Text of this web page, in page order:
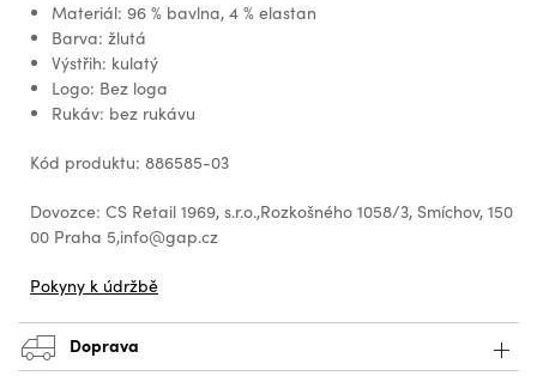
Materiál: 96 % bavlna, 4 % elastan
Barva: žlutá
Výstřih: kulatý
Logo: Bez loga
Rukáv: bez rukávu
Kód produktu: 886585-03
Dovozce: CS Retail 1969, s.r.o.,Rozkošného 1058/3, Smíchov, 150
00 Praha 5,info@gap.cz
Pokyny k údržbě
Doprava